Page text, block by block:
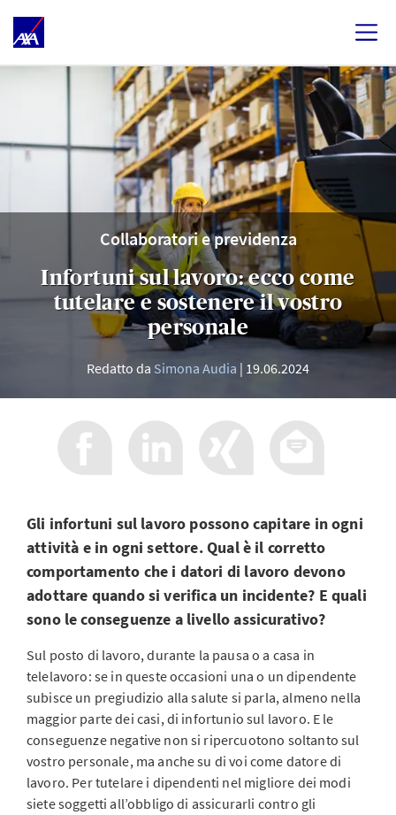
Collaboratori e previdenza
Infortuni sul lavoro: ecco come
tutelare e sostenere il vostro
personale
Redatto da Simona Audia 19.06.2024
Gli infortuni sul lavoro possono capitare in ogni
attività e in ogni settore. Qual è il corretto
comportamento che i datori di lavoro devono
adottare quando si verifica un incidente? E quali
sono le conseguenze a livello assicurativo?
Sul posto di lavoro, durante la pausa o a casa in
telelavoro: se in queste occasioni una o un dipendente
subisce un pregiudizio alla salute si parla, almeno nella
maggior parte dei casi, di infortunio sul lavoro. E le
conseguenze negative non si ripercuotono soltanto sul
vostro personale, ma anche su di voi come datore di
lavoro. Per tutelare i dipendenti nel migliore dei modi
siete soggetti all’obbligo di assicurarli contro gli